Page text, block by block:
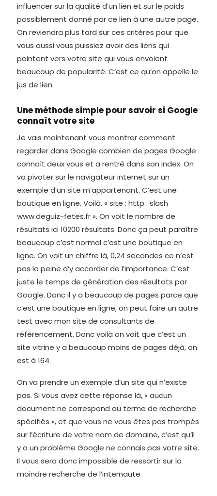
influencer sur la qualité d’un lien et sur le poids
possiblement donné par ce lien à une autre page.
On reviendra plus tard sur ces critères pour que
vous aussi vous puissiez avoir des liens qui
pointent vers votre site qui vous envoient
beaucoup de popularité. C’est ce qu’on appelle le
jus de lien.
Une méthode simple pour savoir si Google
connaît votre site
Je vais maintenant vous montrer comment
regarder dans Google combien de pages Google
connaît deux vous et a rentré dans son index. On
va pivoter sur le navigateur internet sur un
exemple d’un site m’appartenant. C’est une
boutique en ligne. Voilà. « site : http : slash
www.deguiz-fetes.fr ». On voit le nombre de
résultats ici 10200 résultats. Donc ça peut paraître
beaucoup c’est normal c’est une boutique en
ligne. On voit un chiffre là, 0,24 secondes ce n’est
pas la peine d’y accorder de l’importance. C’est
juste le temps de génération des résultats par
Google. Donc il y a beaucoup de pages parce que
c’est une boutique en ligne, on peut faire un autre
test avec mon site de consultants de
référencement. Donc voilà on voit que c’est un
site vitrine y a beaucoup moins de pages déjà, on
est à 164.
On va prendre un exemple d’un site qui n’existe
pas. Si vous avez cette réponse là, « aucun
document ne correspond au terme de recherche
spécifiés », et que vous ne vous êtes pas trompés
sur l’écriture de votre nom de domaine, c’est qu’il
y a un problème Google ne connais pas votre site.
Il vous sera donc impossible de ressortir sur la
moindre recherche de l’internaute.